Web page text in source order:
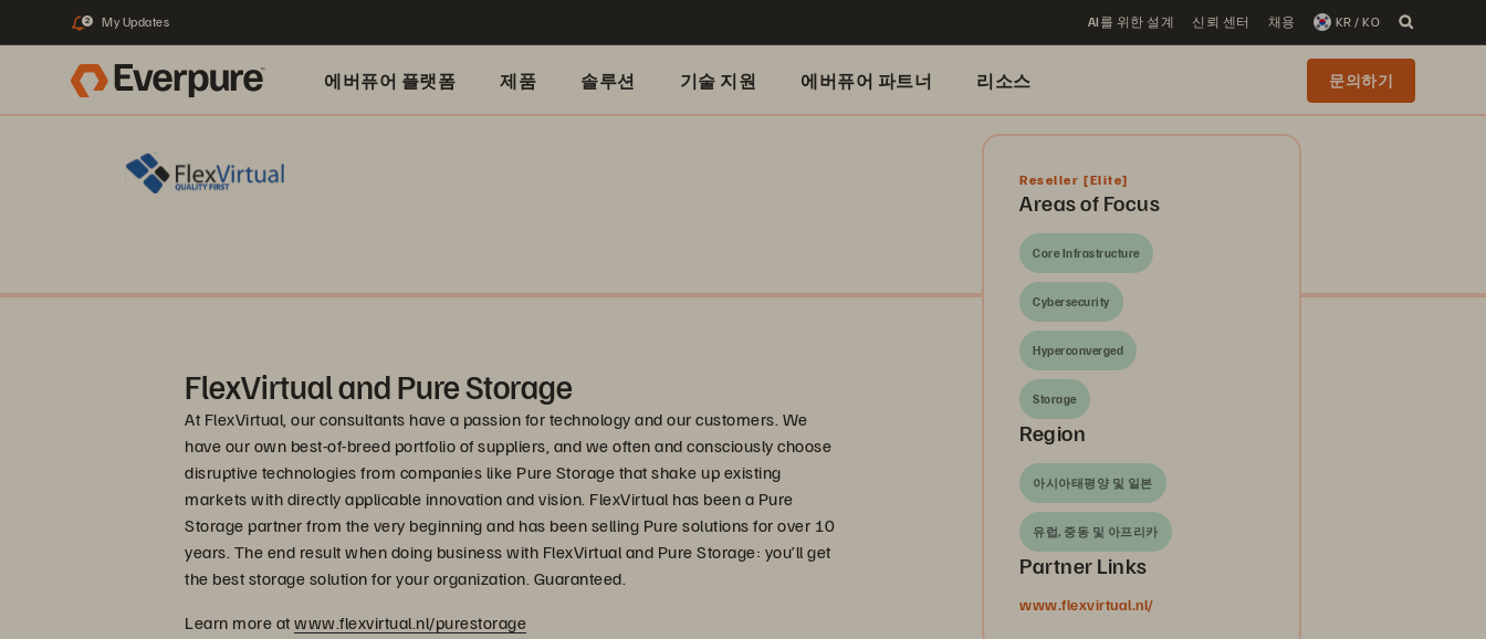
2 My Updates AI를 위한 설계 신뢰 센터 채용 KR / KO
에버퓨어 플랫폼 제품 솔루션 기술 지원 에버퓨어 파트너 리소스 문의하기
FlexVirtual and Pure Storage
At FlexVirtual, our consultants have a passion for technology and our customers. We
have our own best-of-breed portfolio of suppliers, and we often and consciously choose
disruptive technologies from companies like Pure Storage that shake up existing
markets with directly applicable innovation and vision. FlexVirtual has been a Pure
Storage partner from the very beginning and has been selling Pure solutions for over 10
years. The end result when doing business with FlexVirtual and Pure Storage: you’ll get
the best storage solution for your organization. Guaranteed.
Learn more at www.flexvirtual.nl/purestorage
Reseller [Elite]
Areas of Focus
Core Infrastructure
Cybersecurity
Hyperconverged
Storage
Region
아시아태평양 및 일본
유럽, 중동 및 아프리카
Partner Links
www.flexvirtual.nl/